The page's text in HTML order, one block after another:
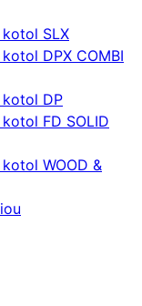
SLX
DPX COMBI
DP
FD SOLID
WOOD &